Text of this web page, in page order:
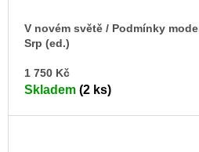
V novém světě / Podmínky
Srp (ed.)
1 750 Kč
Skladem (2 ks)